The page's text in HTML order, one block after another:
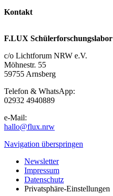
Kontakt
F.LUX Schülerforschungslabor
c/o Lichtforum NRW e.V.
Möhnestr. 55
59755 Arnsberg
Telefon & WhatsApp:
02932 4940889
e-Mail:
hallo@flux.nrw
Navigation überspringen
Newsletter
Impressum
Datenschutz
Privatsphäre-Einstellungen